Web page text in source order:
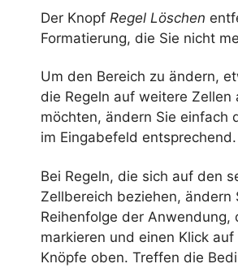
Der Knopf Regel Löschen
Formatierung, die Sie nicht
Um den Bereich zu ändern,
die Regeln auf weitere Zellen
möchten, ändern Sie einfach
im Eingabefeld entsprechend.
Bei Regeln, die sich auf den
Zellbereich beziehen, ändern
Reihenfolge der Anwendung,
markieren und einen Klick
Knöpfe oben. Treffen die